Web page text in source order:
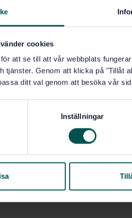
cookies
att se till att vår webbplats
tjänster. Genom att klicka på "Tillåt
ditt val genom att besöka vår
Inställningar